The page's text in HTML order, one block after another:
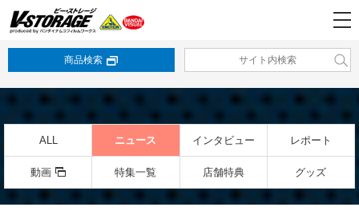
商品検索
ALL ニュース インタビュー レポート
動画 特集一覧 店舗特典 グッズ